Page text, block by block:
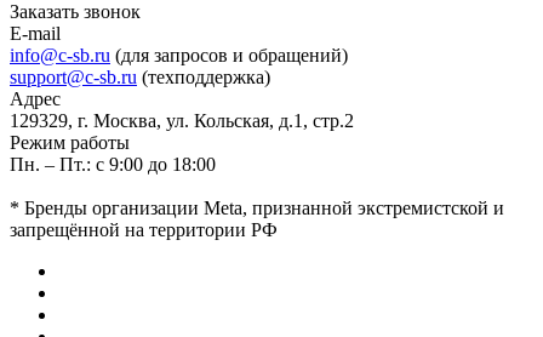
Заказать звонок
E-mail
info@c-sb.ru (для запросов и обращений)
support@c-sb.ru (техподдержка)
Адрес
129329, г. Москва, ул. Кольская, д.1, стр.2
Режим работы
Пн. – Пт.: с 9:00 до 18:00
* Бренды организации Meta, признанной экстремистской и
запрещённой на территории РФ